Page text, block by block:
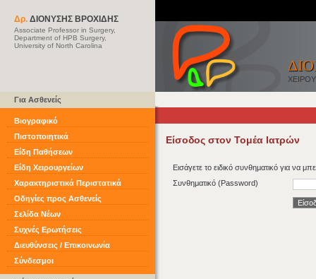
Είσοδος στον Τομέα Ιατρών
Εισάγετε το ειδικό συνθηματικό για να
Συνθηματικό (Password)
Δρ. ΔΙΟΝΥΣΗΣ ΒΡΟΧΙΔΗΣ
Associate Professor in Surgery,
Department of HPB Surgery,
University of North Carolina
Για Ασθενείς
Βιογραφικό
Πιστοποιητικά
Είδη Παθήσεων
Είδη Χειρουργείων
Χαρακτηριστικά Περιστατικά
Οδηγίες προς Ασθενείς
Σελίδα Νέων
Συχνές Ερωτήσεις
Διευθύνσεις / Επικοινωνία
Σύνδεσμοι